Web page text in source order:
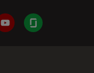
YouTubeGlassdoor